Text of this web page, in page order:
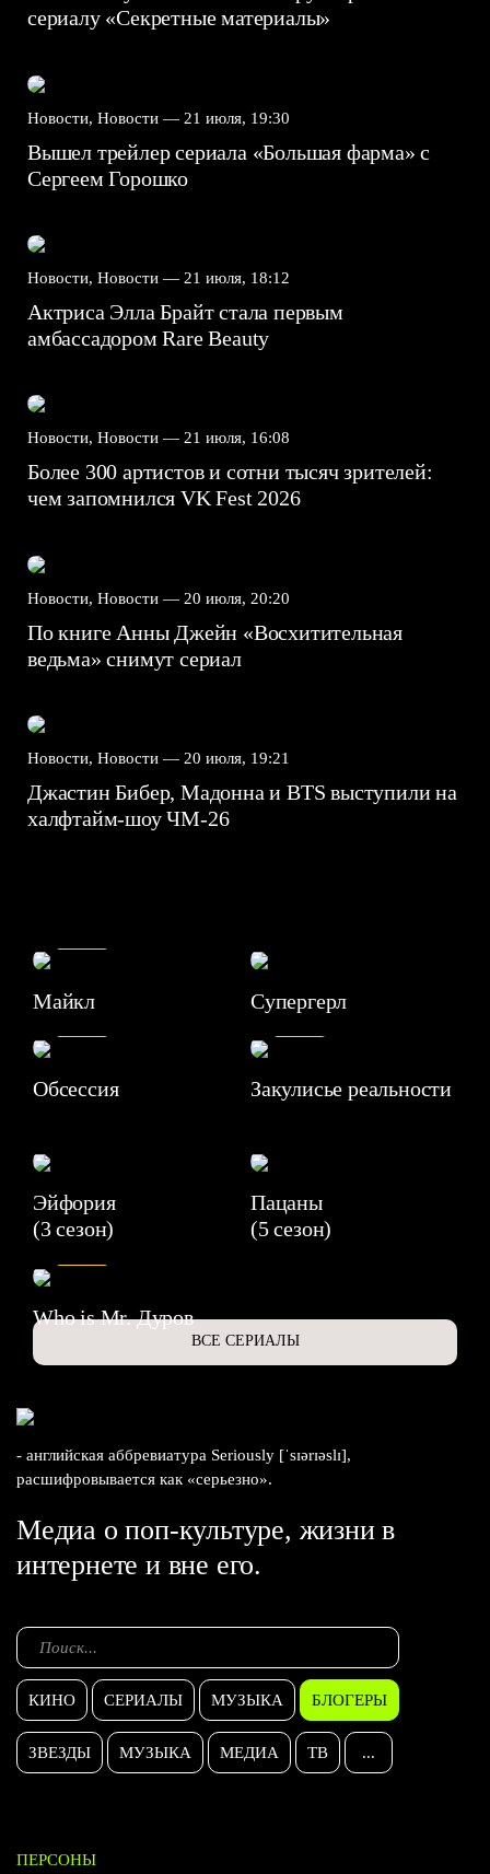
сериалу «Секретные материалы»
Новости, Новости — 21 июля, 19:30
Вышел трейлер сериала «Большая фарма» с
Сергеем Горошко
Новости, Новости — 21 июля, 18:12
Актриса Элла Брайт стала первым
амбассадором Rare Beauty
Новости, Новости — 21 июля, 16:08
Более 300 артистов и сотни тысяч зрителей:
чем запомнился VK Fest 2026
Новости, Новости — 20 июля, 20:20
По книге Анны Джейн «Восхитительная
ведьма» снимут сериал
Новости, Новости — 20 июля, 19:21
Джастин Бибер, Мадонна и BTS выступили на
халфтайм-шоу ЧМ-26
Майкл Супергерл
8.2
Обсессия
7.1
Закулисье реальности
Эйфория
(3 сезон)
Пацаны
(5 сезон)
Who is Mr. Дуров
ВСЕ СЕРИАЛЫ
- английская аббревиатура Seriously [ˈsɪərɪəslɪ],
расшифровывается как «серьезно».
Медиа о поп-культуре, жизни в
интернете и вне его.
КИНО СЕРИАЛЫ МУЗЫКА БЛОГЕРЫ
ЗВЕЗДЫ МУЗЫКА МЕДИА ТВ ...
ПЕРСОНЫ